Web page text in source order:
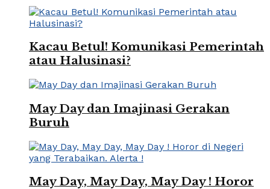
Kacau Betul! Komunikasi Pemerintah
atau Halusinasi?
May Day dan Imajinasi Gerakan
Buruh
May Day, May Day, May Day ! Horor